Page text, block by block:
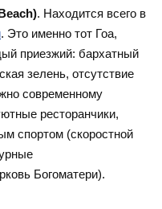
. Находится всего в
. Это именно тот Гоа,
приезжий: бархатный
зелень, отсутствие
современному
ресторанчики,
спортом (скоростной
Богоматери).